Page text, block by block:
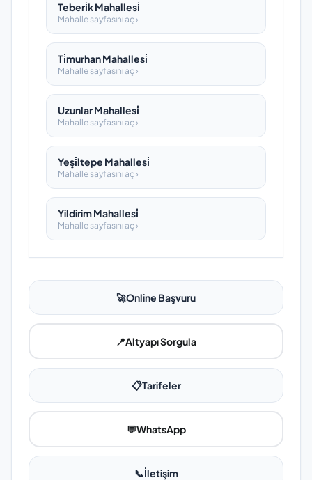
Teberi̇k Mahallesi̇
Mahalle sayfasını aç ›
Ti̇murhan Mahallesi̇
Mahalle sayfasını aç ›
Uzunlar Mahallesi̇
Mahalle sayfasını aç ›
Yeşi̇ltepe Mahallesi̇
Mahalle sayfasını aç ›
Yildirim Mahallesi̇
Mahalle sayfasını aç ›
🚀Online Başvuru
📍Altyapı Sorgula
📋Tarifeler
💬WhatsApp
📞İletişim